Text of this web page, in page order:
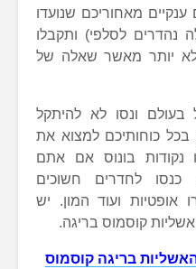
מאחוריכם שנועדו
נהדרים לסלפי) ותקבלו
לא יותר מאשר שאלה של
בעולם ונסו לא להיתקל
כוחותיכם למצוא את
נקודות בונוס אם אתם
כנסו לחדרים חשוכים
אופטיות ועוד המון. יש
קוסמוס בריגה.
בריגה קוסמוס